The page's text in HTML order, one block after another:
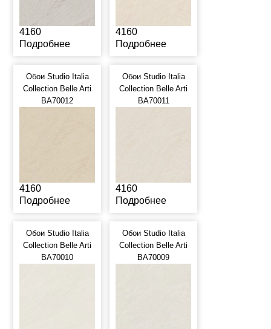
4160
Подробнее
4160
Подробнее
Обои Studio Italia
Collection Belle Arti
BA70012
4160
Подробнее
Обои Studio Italia
Collection Belle Arti
BA70011
4160
Подробнее
Обои Studio Italia
Collection Belle Arti
BA70010
Обои Studio Italia
Collection Belle Arti
BA70009